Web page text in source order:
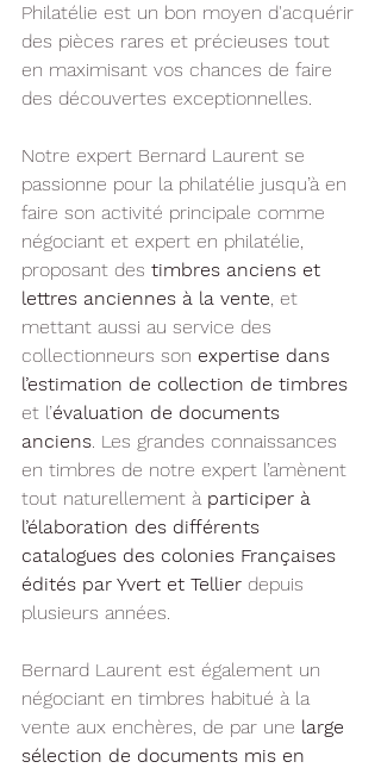
Philatélie est un bon moyen d'acquérir
des pièces rares et précieuses tout
en maximisant vos chances de faire
des découvertes exceptionnelles.
Notre expert Bernard Laurent se
passionne pour la philatélie jusqu’à en
faire son activité principale comme
négociant et expert en philatélie,
proposant des timbres anciens et
lettres anciennes à la vente, et
mettant aussi au service des
collectionneurs son expertise dans
l’estimation de collection de timbres
et l’évaluation de documents
anciens. Les grandes connaissances
en timbres de notre expert l’amènent
tout naturellement à participer à
l’élaboration des différents
catalogues des colonies Françaises
édités par Yvert et Tellier depuis
plusieurs années.
Bernard Laurent est également un
négociant en timbres habitué à la
vente aux enchères, de par une large
sélection de documents mis en